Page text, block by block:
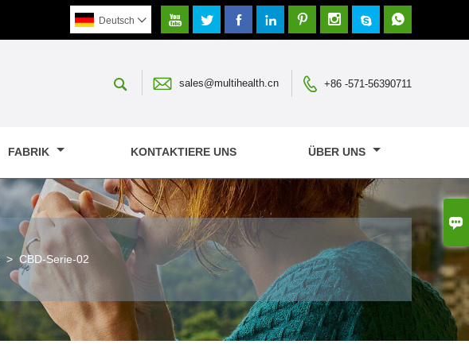

       
Deutsch 
  sales@multihealth.cn  +86 -571-56390711
FABRIK KONTAKTIERE UNS ÜBER UNS
> CBD-Serie-02